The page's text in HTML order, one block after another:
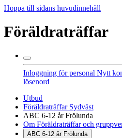
Hoppa till sidans huvudinnehåll
Föräldraträffar
Inloggning för personal Nytt
lösenord
Utbud
Föräldraträffar Sydväst
ABC 6-12 år Frölunda
Om Föräldraträffar och
ABC 6-12 år Frölunda